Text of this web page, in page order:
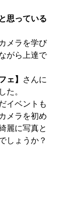
思っている
メラを学び
がら上達で
ェ】
さんに
た。
イベントも
メラを初め
麗に写真と
しょうか？